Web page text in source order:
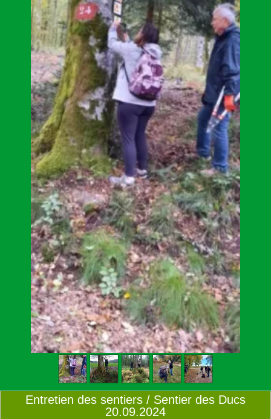
Entretien des sentiers / Sentier des Ducs
20.09.2024